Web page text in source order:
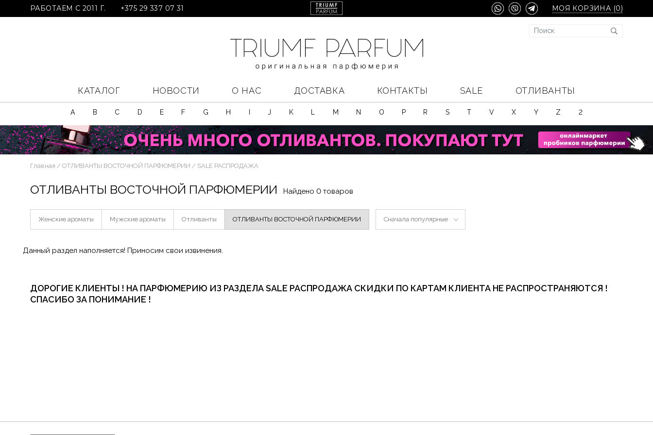
РАБОТАЕМ С 2011 Г. +375 29 337 07 31 МОЯ КОРЗИНА (0)
КАТАЛОГ НОВОСТИ О НАС ДОСТАВКА КОНТАКТЫ SALE ОТЛИВАНТЫ
A B C D E F G H J K M N O P R S T V X Y Z 2
Главная ОТЛИВАНТЫ ВОСТОЧНОЙ ПАРФЮМЕРИИ SALE РАСПРОДАЖА
ОТЛИВАНТЫ ВОСТОЧНОЙ ПАРФЮМЕРИИ Найдено 0 товаров
Женские ароматы Мужские ароматы Отливанты ОТЛИВАНТЫ ВОСТОЧНОЙ ПАРФЮМЕРИИ Сначала популярные
Данный раздел наполняется! Приносим свои извинения.
ДОРОГИЕ КЛИЕНТЫ ! НА ПАРФЮМЕРИЮ ИЗ РАЗДЕЛА SALE РАСПРОДАЖА СКИДКИ ПО КАРТАМ КЛИЕНТА НЕ РАСПРОСТРАНЯЮТСЯ !
СПАСИБО ЗА ПОНИМАНИЕ !